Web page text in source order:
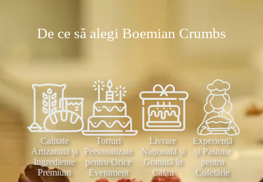
De ce să alegi Boemian Crumbs
Calitate
Artizanală și
Ingrediente
Premium
Torturi
Personalizate
pentru Orice
Eveniment
Livrare
Națională și
Gratuită în
Călan
Experiență
și Pasiune
pentru
Cofetărie